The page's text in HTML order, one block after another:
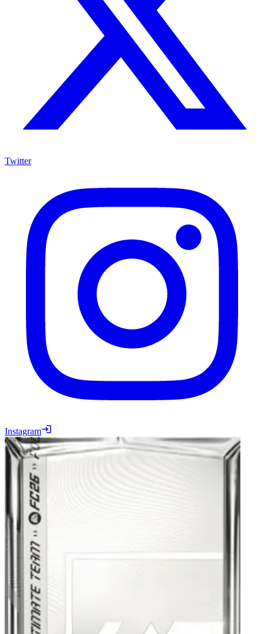
Twitter
Instagram